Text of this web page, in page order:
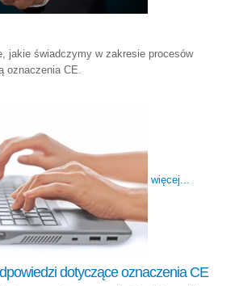
jakie świadczymy w zakresie procesów
oznaczenia CE.
więcej...
dotyczące oznaczenia CE